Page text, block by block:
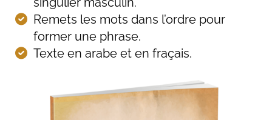
Remets les mots dans l’ordre pour
former une phrase.
Texte en arabe et en fraçais.